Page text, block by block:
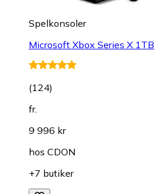
Spelkonsoler
Microsoft Xbox Series X 1TB
(124)
fr.
9 996 kr
hos CDON
+7 butiker